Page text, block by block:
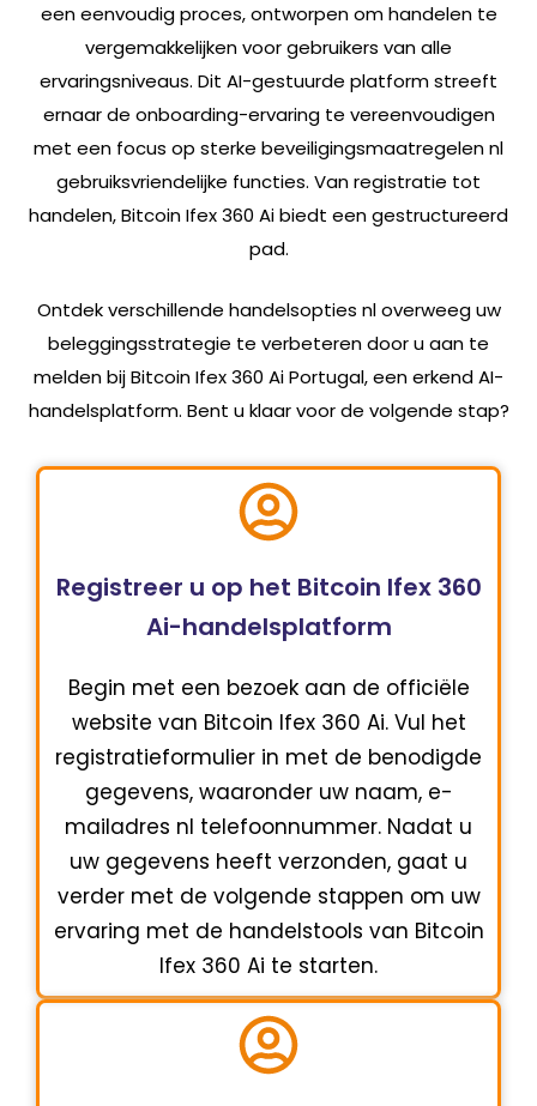
een eenvoudig proces, ontworpen om handelen te
vergemakkelijken voor gebruikers van alle
ervaringsniveaus. Dit AI-gestuurde platform streeft
ernaar de onboarding-ervaring te vereenvoudigen
met een focus op sterke beveiligingsmaatregelen nl
gebruiksvriendelijke functies. Van registratie tot
handelen, Bitcoin Ifex 360 Ai biedt een gestructureerd
pad.
Ontdek verschillende handelsopties nl overweeg uw
beleggingsstrategie te verbeteren door u aan te
melden bij Bitcoin Ifex 360 Ai Portugal, een erkend AI-
handelsplatform. Bent u klaar voor de volgende stap?
Registreer u op het Bitcoin Ifex 360
Ai-handelsplatform
Begin met een bezoek aan de officiële
website van Bitcoin Ifex 360 Ai. Vul het
registratieformulier in met de benodigde
gegevens, waaronder uw naam, e-
mailadres nl telefoonnummer. Nadat u
uw gegevens heeft verzonden, gaat u
verder met de volgende stappen om uw
ervaring met de handelstools van Bitcoin
Ifex 360 Ai te starten.